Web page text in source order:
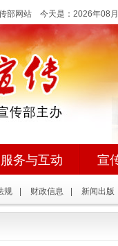
部网站 今天是： 2026年08
服务与互动 宣
规 财政信息 新闻出版